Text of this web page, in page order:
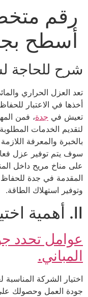
content
رقم
أسطح
شرح للحاجة
تعد العزل الحراري
أخذها في الاعتبار
تعيش في جدة، فمن
لتقديم الخدمات
بالخبرة والمعرفة
سوف يتم توفير عزل
على مناخ مريح داخل
المقدمة في جدة للحفاظ
وتوفير استهلاك الطاقة.
II. أهمية اختيار الشركة المناسبة
عوامل تحدد
المباني.
اختيار الشركة المناسبة
جودة العمل وحصولك